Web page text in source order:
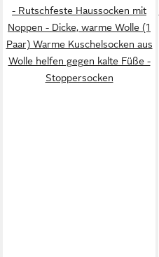
- Rutschfeste Haussocken mit
Noppen - Dicke, warme Wolle (1
Paar) Warme Kuschelsocken aus
Wolle helfen gegen kalte Füße -
Stoppersocken